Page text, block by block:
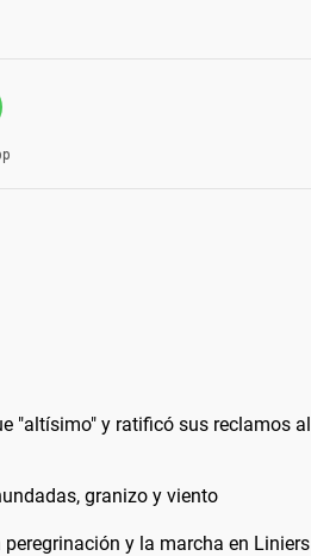
"altísimo" y ratificó sus reclamos al
granizo y viento
y la marcha en Liniers